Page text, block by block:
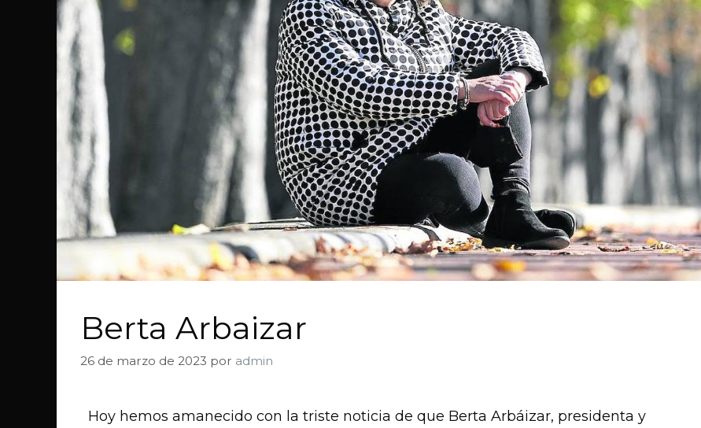
Berta Arbaizar
26 de marzo de 2023 por admin
Hoy hemos amanecido con la triste noticia de que Berta Arbáizar, presidenta y